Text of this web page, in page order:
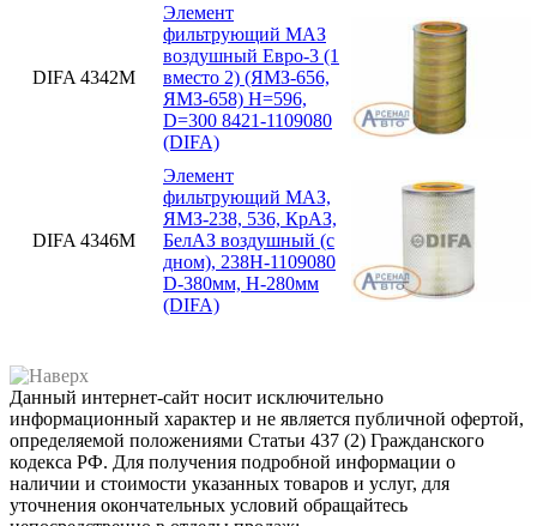
DIFA 4342М
Элемент
фильтрующий МАЗ
воздушный Евро-3 (1
вместо 2) (ЯМЗ-656,
ЯМЗ-658) H=596,
D=300 8421-1109080
(DIFA)
DIFA 4346М
Элемент
фильтрующий МАЗ,
ЯМЗ-238, 536, КрАЗ,
БелАЗ воздушный (с
дном), 238Н-1109080
D-380мм, H-280мм
(DIFA)
Данный интернет-сайт носит исключительно
информационный характер и не является публичной офертой,
определяемой положениями Статьи 437 (2) Гражданского
кодекса РФ. Для получения подробной информации о
наличии и стоимости указанных товаров и услуг, для
уточнения окончательных условий обращайтесь